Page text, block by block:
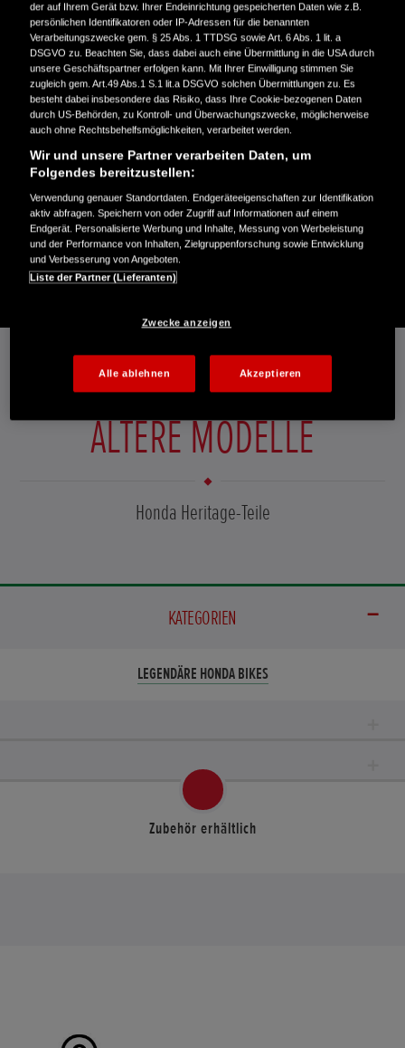
Die legendäre VFR750R (RC30) wurde 1987 gemäß dem
Reglement der Superbike-WM entwickelt, gewann in den
Jahren 1988 und 1989 den Superbike-WM-Titel und errang
eine Vielzahl von Siegen bei der Isle of Man TT und anderen
nationalen Rennserien. Rund 5.000 Exemplare der mit
modernster Renntechnologie und innovativen Materialien
ausgestatteten Maschine wurden an Kunden auf der
ganzen Welt verkauft. Im Rahmen des „RC Forever“-
Programms können RC30-Besitzer ab sofort die unten
aufgeführten Ersatzteile für dein Motorrad über das Honda
Händlernetz bestellen.
HONDA
ÄLTERE MODELLE
Honda Heritage-Teile
KATEGORIEN
LEGENDÄRE HONDA BIKES
Zubehör erhältlich
der auf Ihrem Gerät bzw. Ihrer Endeinrichtung gespeicherten Daten wie z.B.
persönlichen Identifikatoren oder IP-Adressen für die benannten
Verarbeitungszwecke gem. § 25 Abs. 1 TTDSG sowie Art. 6 Abs. 1 lit. a
DSGVO zu. Beachten Sie, dass dabei auch eine Übermittlung in die USA durch
unsere Geschäftspartner erfolgen kann. Mit Ihrer Einwilligung stimmen Sie
zugleich gem. Art.49 Abs.1 S.1 lit.a DSGVO solchen Übermittlungen zu. Es
besteht dabei insbesondere das Risiko, dass Ihre Cookie-bezogenen Daten
durch US-Behörden, zu Kontroll- und Überwachungszwecke, möglicherweise
auch ohne Rechtsbehelfsmöglichkeiten, verarbeitet werden.
Wir und unsere Partner verarbeiten Daten, um
Folgendes bereitzustellen:
Verwendung genauer Standortdaten. Endgeräteeigenschaften zur Identifikation
aktiv abfragen. Speichern von oder Zugriff auf Informationen auf einem
Endgerät. Personalisierte Werbung und Inhalte, Messung von Werbeleistung
und der Performance von Inhalten, Zielgruppenforschung sowie Entwicklung
und Verbesserung von Angeboten.
Liste der Partner (Lieferanten)
Zwecke anzeigen
Alle ablehnen Akzeptieren